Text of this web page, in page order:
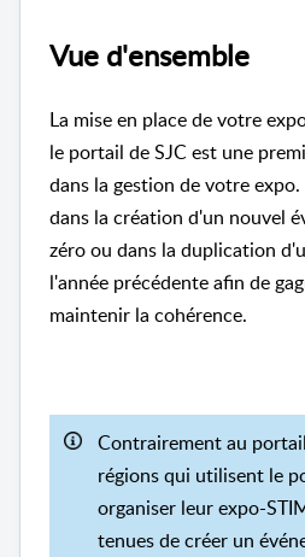
Vue d'ensemble
La mise en place de votre
le portail de SJC est une
dans la gestion de votre
dans la création d'un nouvel
zéro ou dans la duplication
l'année précédente afin de
maintenir la cohérence.
Contrairement au
régions qui utilisent le
organiser leur expo-
tenues de créer un